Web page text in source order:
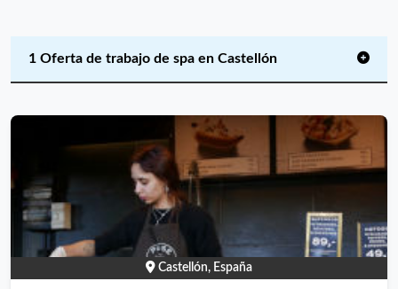
1 Oferta de trabajo de spa en Castellón
Castellón, España